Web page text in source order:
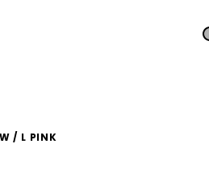
/ L PINK